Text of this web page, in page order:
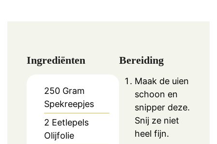
Ingrediënten
250 Gram
Spekreepjes
2 Eetlepels
Olijfolie
Bereiding
Maak de uien
schoon en
snipper deze.
Snij ze niet
heel fijn.